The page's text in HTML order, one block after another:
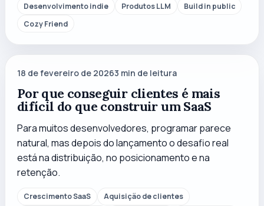
Desenvolvimento indie
Produtos LLM
Build in public
Cozy Friend
18 de fevereiro de 20263 min de leitura
Por que conseguir clientes é mais
difícil do que construir um SaaS
Para muitos desenvolvedores, programar parece
natural, mas depois do lançamento o desafio real
está na distribuição, no posicionamento e na
retenção.
Crescimento SaaS
Aquisição de clientes